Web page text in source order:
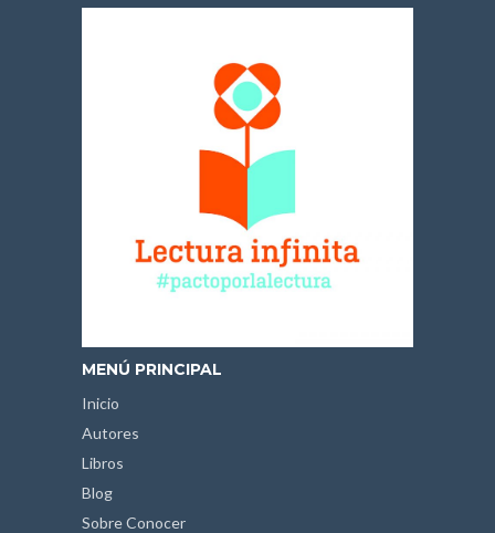
MENÚ PRINCIPAL
Inicio
Autores
Libros
Blog
Sobre Conocer